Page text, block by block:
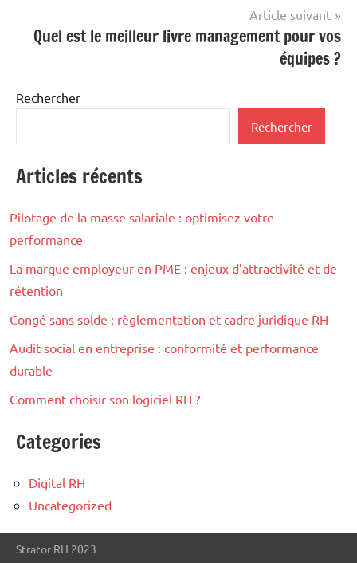
Article suivant
Quel est le meilleur livre management pour vos
équipes ?
Rechercher
Rechercher
Articles récents
Pilotage de la masse salariale : optimisez votre
performance
La marque employeur en PME : enjeux d’attractivité et de
rétention
Congé sans solde : règlementation et cadre juridique RH
Audit social en entreprise : conformité et performance
durable
Comment choisir son logiciel RH ?
Categories
Digital RH
Uncategorized
Strator RH 2023